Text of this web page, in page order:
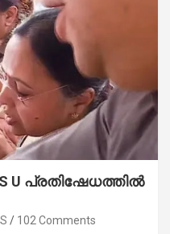
U പ്രതിഷേധത്തിൽ
102 Comments